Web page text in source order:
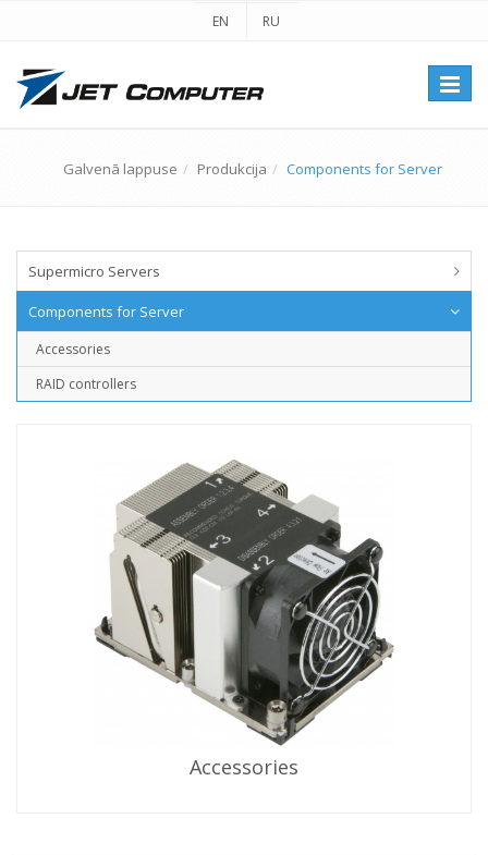
EN RU
Galvenā lappuse Produkcija Components for Server
Supermicro Servers
Components for Server
Accessories
RAID controllers
Accessories